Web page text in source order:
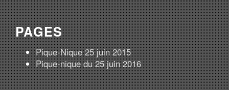
PAGES
Pique-Nique 25 juin 2015
Pique-nique du 25 juin 2016